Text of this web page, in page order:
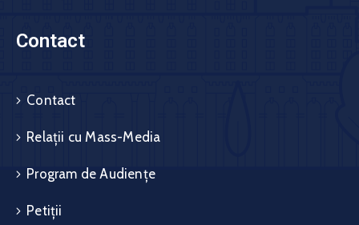
Contact
Contact
Relații cu Mass-Media
Program de Audiențe
Petiții